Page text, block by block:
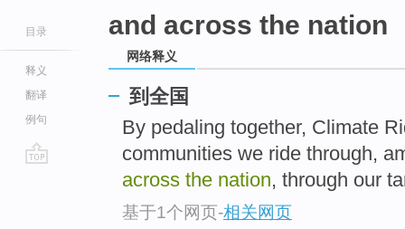
目录
释义
翻译
例句
and across the nation
网络释义
到全国
By pedaling together, Climate
communities we ride through,
across the nation, through our
基于1个网页-相关网页